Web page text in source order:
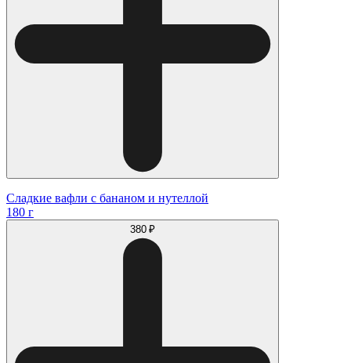
Сладкие вафли с бананом и нутеллой
180 г
380 ₽